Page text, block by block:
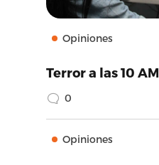
Opiniones
Terror a las 10 AM
0
Opiniones